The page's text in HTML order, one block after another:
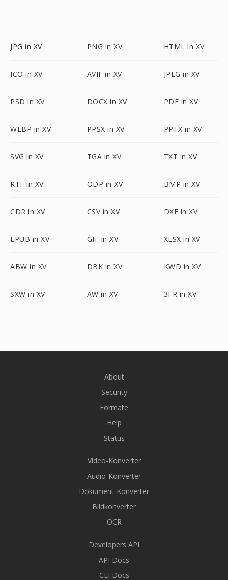
JPG in XV PNG in XV HTML in XV
ICO in XV AVIF in XV JPEG in XV
PSD in XV DOCX in XV PDF in XV
WEBP in XV PPSX in XV PPTX in XV
SVG in XV TGA in XV TXT in XV
RTF in XV ODP in XV BMP in XV
CDR in XV CSV in XV DXF in XV
EPUB in XV GIF in XV XLSX in XV
ABW in XV DBK in XV KWD in XV
SXW in XV AW in XV 3FR in XV
About
Security
Formate
Help
Status
Video-Konverter
Audio-Konverter
Dokument-Konverter
Bildkonverter
OCR
Developers API
API Docs
CLI Docs